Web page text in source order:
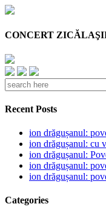
CONCERT
Recent Posts
ion drăgușanul:
ion drăgușanul: cu
ion drăgușanul:
ion drăgușanul:
ion drăgușanul:
Categories